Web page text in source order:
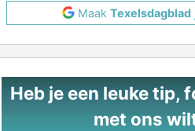
Maak Texelsdagblad
Heb je een leuke tip,
met ons